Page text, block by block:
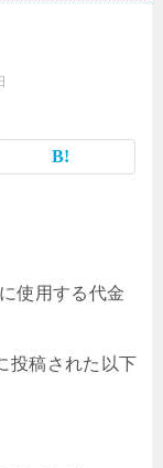
使用する代金
投稿された以下